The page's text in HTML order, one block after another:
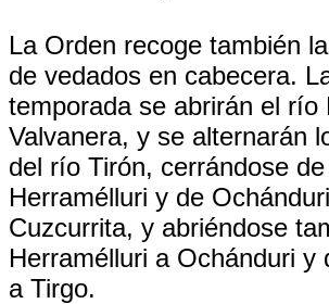
La Orden recoge también
de vedados en cabecera.
temporada se abrirán el río
Valvanera, y se alternarán
del río Tirón, cerrándose
Herramélluri y de
Cuzcurrita, y abriéndose
Herramélluri a Ochánduri y
a Tirgo.